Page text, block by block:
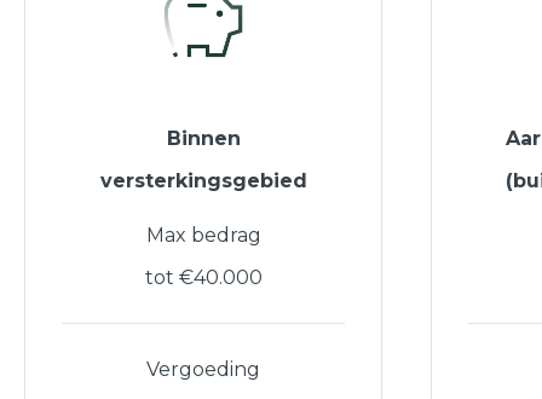
Binnen
versterkingsgebied
Max bedrag
tot €40.000
Vergoeding